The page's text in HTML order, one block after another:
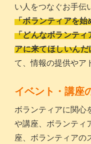
い人をつなぐお手伝
「ボランティアを始
「どんなボランティ
アに来てほしいんだ
て、情報の提供やア
イベント・講座
ボランティアに関心
や講座、ボランティ
座、ボランティアの